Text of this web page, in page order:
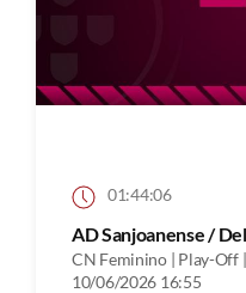
01:44:06
AD Sanjoanense /
CN Feminino | Play-Off
10/06/2026 16:55